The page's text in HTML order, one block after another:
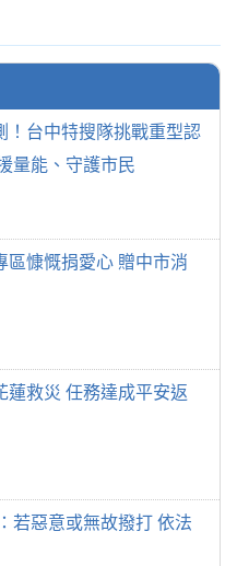
！台中特搜隊挑戰重型認
量能、守護市民
區慷慨捐愛心 贈中市消
蓮救災 任務達成平安返
若惡意或無故撥打 依法